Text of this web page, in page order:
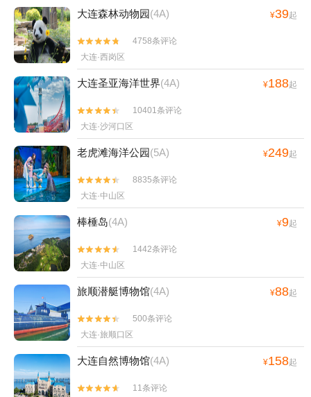
大连森林动物园(4A) ¥39起


4758条评论
大连·西岗区
大连圣亚海洋世界(4A) ¥188起


10401条评论
大连·沙河口区
老虎滩海洋公园(5A) ¥249起


8835条评论
大连·中山区
棒棰岛(4A) ¥9起


1442条评论
大连·中山区
旅顺潜艇博物馆(4A) ¥88起


500条评论
大连·旅顺口区
大连自然博物馆(4A) ¥158起

 11条评论